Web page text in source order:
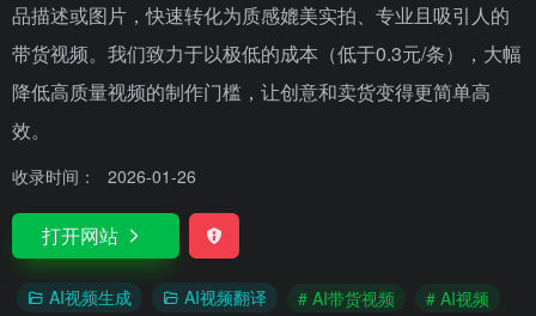
品描述或图片，快速转化为质感媲美实拍、专业且吸引人的
带货视频。我们致力于以极低的成本（低于0.3元/条），大幅
降低高质量视频的制作门槛，让创意和卖货变得更简单高
效。
收录时间： 2026-01-26
打开网站
AI视频生成 AI视频翻译 # AI带货视频
# AI视频